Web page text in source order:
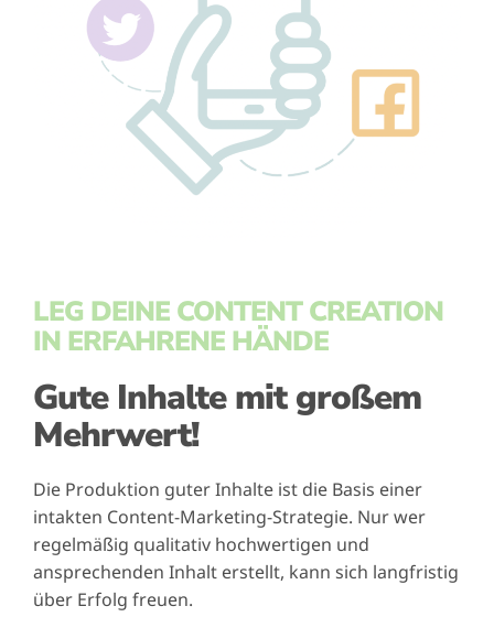
LEG DEINE CONTENT CREATION
IN ERFAHRENE HÄNDE
Gute Inhalte mit großem
Mehrwert!
Die Produktion guter Inhalte ist die Basis einer
intakten Content-Marketing-Strategie. Nur wer
regelmäßig qualitativ hochwertigen und
ansprechenden Inhalt erstellt, kann sich langfristig
über Erfolg freuen.